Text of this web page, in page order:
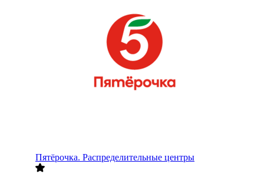
Пятёрочка. Распределительные центры